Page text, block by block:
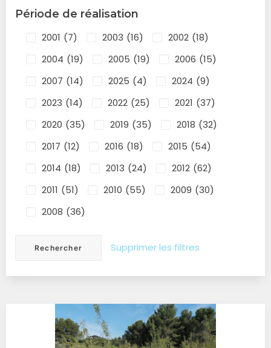
Période de réalisation
2001 (7) 2003 (16) 2002 (18)
2004 (19) 2005 (19) 2006 (15)
2007 (14) 2025 (4) 2024 (9)
2023 (14) 2022 (25) 2021 (37)
2020 (35) 2019 (35) 2018 (32)
2017 (12) 2016 (18) 2015 (54)
2014 (18) 2013 (24) 2012 (62)
2011 (51) 2010 (55) 2009 (30)
2008 (36)
Supprimer les filtres